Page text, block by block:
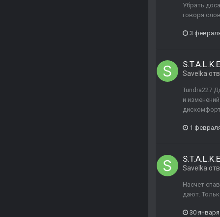
Убрать
говоря
3
Savelka
Tundra227
и
1
Savelka
Насчет
дают.
30 января